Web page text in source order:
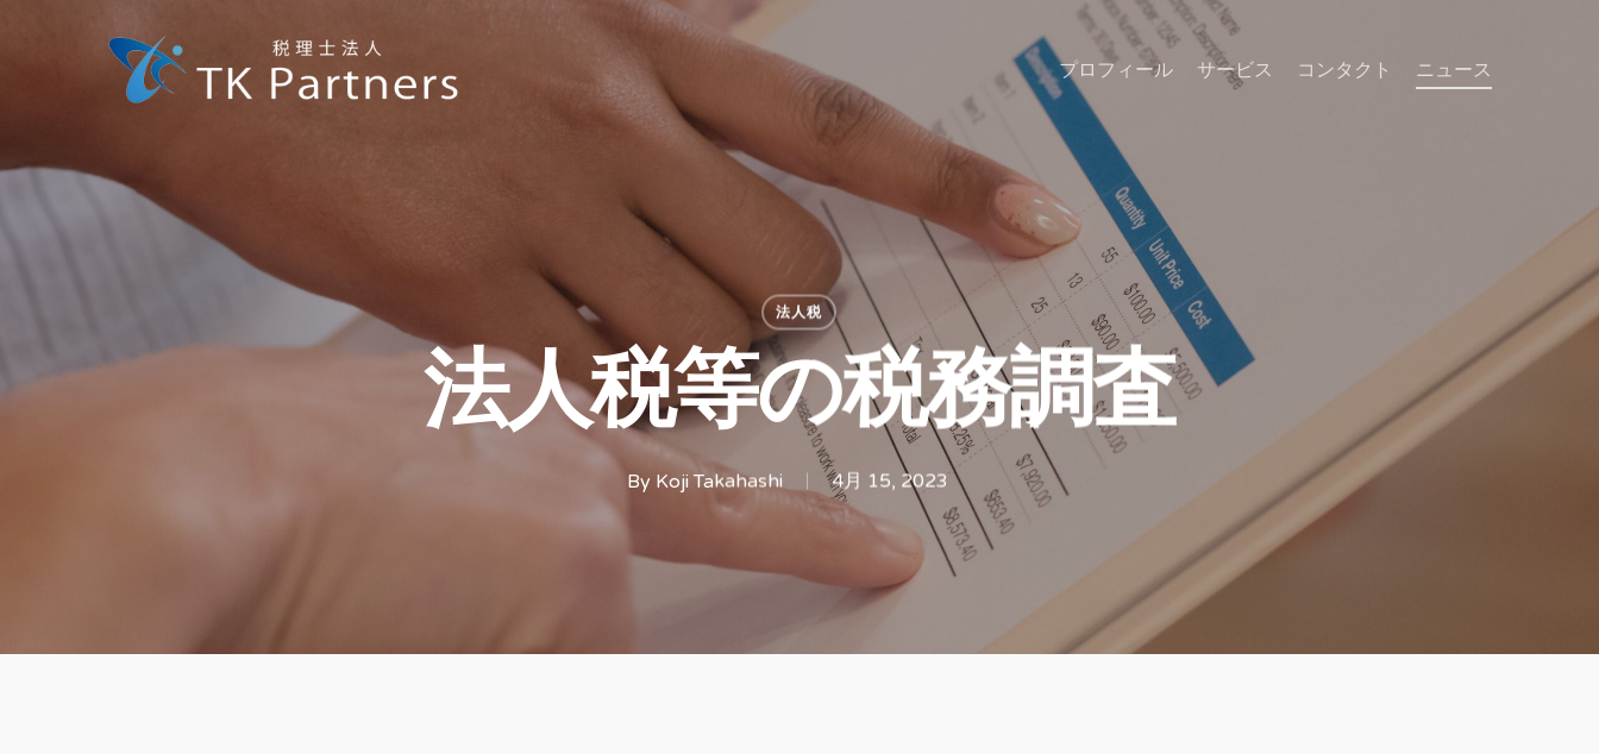
プロフィール サービス コンタクト ニュース
法人税
法人税等の税務調査
By Koji Takahashi 4月 15, 2023